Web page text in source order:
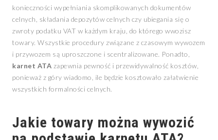
konieczności wypełniania skomplikowanych dokumentów
celnych, składania depozytów celnych czy ubiegania się o
zwroty podatku VAT w każdym kraju, do którego wwozisz
towary. Wszystkie procedury związane z czasowym wywozem
i przywozem są uproszczone i scentralizowane. Ponadto,
karnet ATA zapewnia pewność i przewidywalność kosztów,
ponieważ z góry wiadomo, ile będzie kosztowało załatwienie
wszystkich formalności celnych.
Jakie towary można wywozić